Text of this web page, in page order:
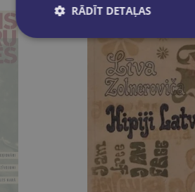
RĀDĪT DETAĻAS